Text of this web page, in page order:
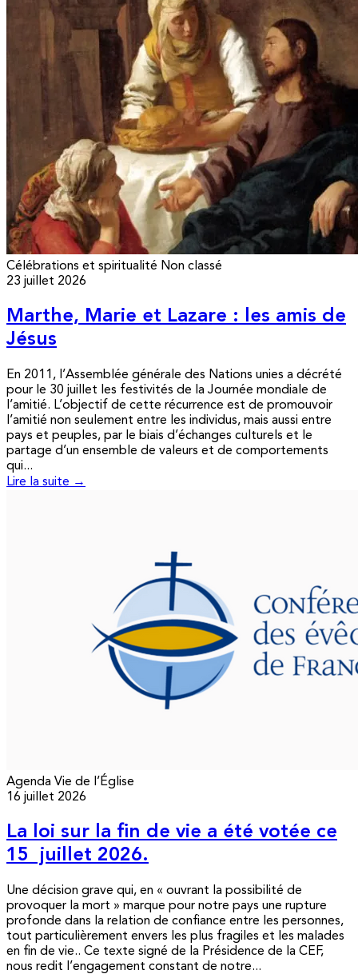
Célébrations et spiritualité Non classé
23 juillet 2026
Marthe, Marie et Lazare : les amis de
Jésus
En 2011, l’Assemblée générale des Nations unies a décrété
pour le 30 juillet les festivités de la Journée mondiale de
l’amitié. L’objectif de cette récurrence est de promouvoir
l’amitié non seulement entre les individus, mais aussi entre
pays et peuples, par le biais d’échanges culturels et le
partage d’un ensemble de valeurs et de comportements
qui...
Lire la suite →
Agenda Vie de l’Église
16 juillet 2026
La loi sur la fin de vie a été votée ce
15 juillet 2026.
Une décision grave qui, en « ouvrant la possibilité de
provoquer la mort » marque pour notre pays une rupture
profonde dans la relation de confiance entre les personnes,
tout particulièrement envers les plus fragiles et les malades
en fin de vie.. Ce texte signé de la Présidence de la CEF,
nous redit l’engagement constant de notre...